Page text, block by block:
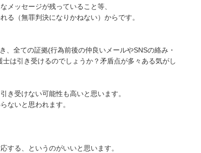
メッセージが残っていること等、
る（無罪判決になりかねない）からです。
、全ての証拠(行為前後の仲良いメールやSNSの絡み・
は引き受けるのでしょうか？矛盾点が多々ある気がし
き受けない可能性も高いと思います。
ないと思われます。
る、というのがいいと思います。